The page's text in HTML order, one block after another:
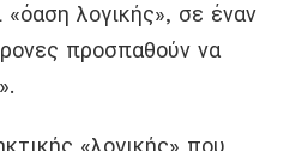
«όαση λογικής», σε έναν
προσπαθούν να
«λογικής» που